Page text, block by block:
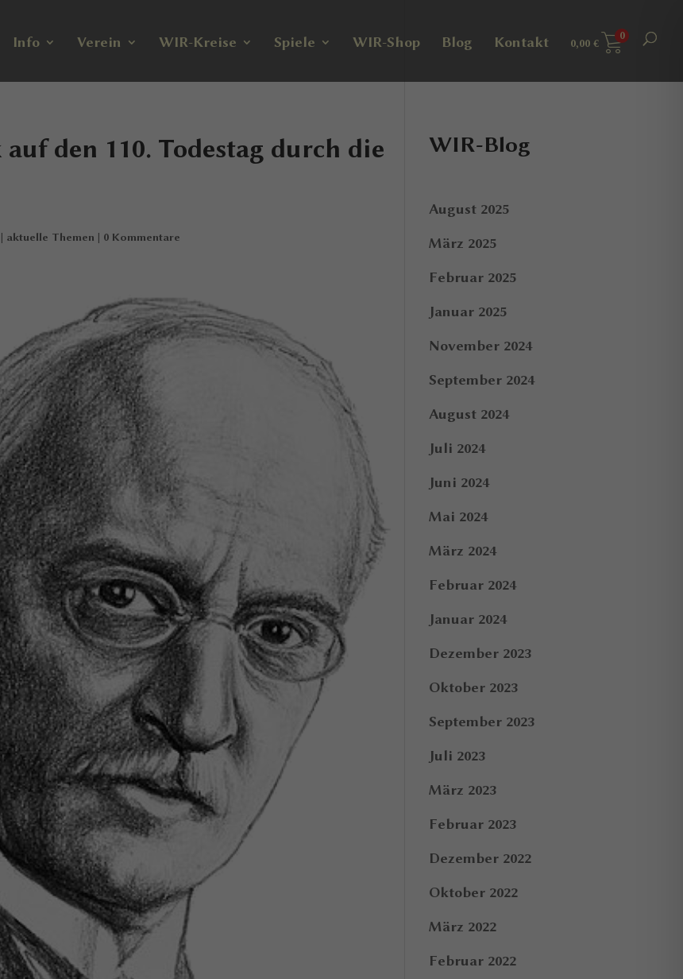
Info Verein WIR-Kreise Spiele WIR-Shop Blog Kontakt 0,00 €
0
den 110. Todestag durch die
| aktuelle Themen | 0 Kommentare
WIR-Blog
August 2025
März 2025
Februar 2025
Januar 2025
November 2024
September 2024
August 2024
Juli 2024
Juni 2024
Mai 2024
März 2024
Februar 2024
Januar 2024
Dezember 2023
Oktober 2023
September 2023
Juli 2023
März 2023
Februar 2023
Dezember 2022
Oktober 2022
März 2022
Februar 2022